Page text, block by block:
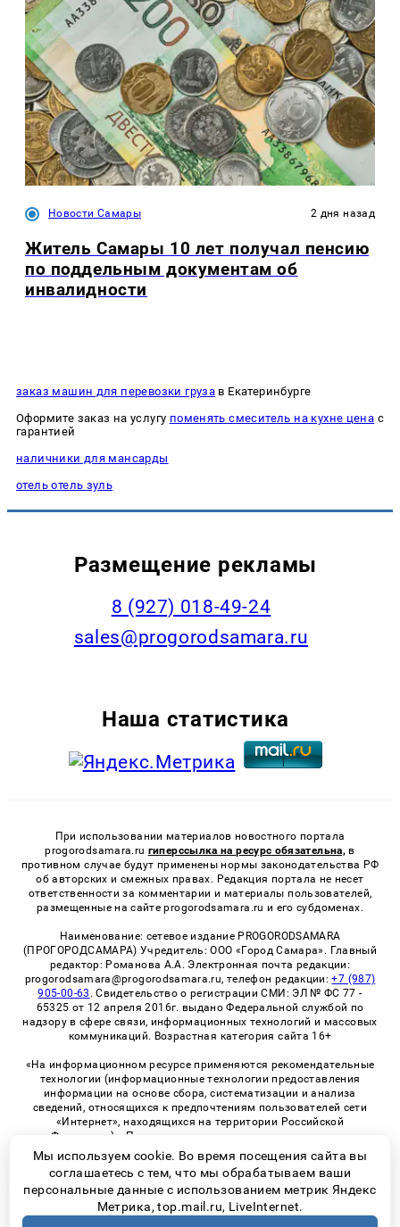
Новости Самары 2 дня назад
Житель Самары 10 лет получал пенсию
по поддельным документам об
инвалидности
заказ машин для перевозки груза в Екатеринбурге
Оформите заказ на услугу поменять смеситель на кухне цена с
гарантией
наличники для мансарды
отель отель зуль
Размещение рекламы
8 (927) 018-49-24
sales@progorodsamara.ru
Наша статистика
При использовании материалов новостного портала
progorodsamara.ru гиперссылка на ресурс обязательна, в
противном случае будут применены нормы законодательства РФ
об авторских и смежных правах. Редакция портала не несет
ответственности за комментарии и материалы пользователей,
размещенные на сайте progorodsamara.ru и его субдоменах.
Наименование: сетевое издание PROGORODSAMARA
(ПРОГОРОДСАМАРА) Учредитель: ООО «Город Самара». Главный
редактор: Романова А.А. Электронная почта редакции:
progorodsamara@progorodsamara.ru, телефон редакции:+7 (987)
905-00-63 . Свидетельство о регистрации СМИ: ЭЛ № ФС 77 -
65325 от 12 апреля 2016г. выдано Федеральной службой по
надзору в сфере связи, информационных технологий и массовых
коммуникаций. Возрастная категория сайта 16+
«На информационном ресурсе применяются рекомендательные
технологии (информационные технологии предоставления
информации на основе сбора, систематизации и анализа
сведений, относящихся к предпочтениям пользователей сети
«Интернет», находящихся на территории Российской
Федерации)». Правила применения рекомендательных
технологий в виджетах рекламно-обменной сети
«СМИ2» (PDF)
© 2026 «ProGorodSamara» | Все права защищены
Мы используем cookie. Во время посещения сайта вы
соглашаетесь с тем, что мы обрабатываем ваши
персональные данные с использованием метрик Яндекс
Метрика, top.mail.ru, LiveInternet.